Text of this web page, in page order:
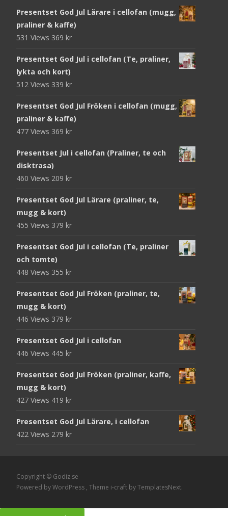
Presentset God Jul Lärare i cellofan (mugg,
praliner & kaffe)
531 Views 369 kr
Presentset God Jul i cellofan (Te, praliner,
lykta och kort)
512 Views 339 kr
Presentset God Jul Fröken i cellofan (mugg,
praliner & kaffe)
477 Views 369 kr
Presentset Jul i cellofan (Praliner, te och
disktrasa)
460 Views 209 kr
Presentset God Jul Lärare (praliner, te,
mugg & kort)
455 Views 379 kr
Presentset God Jul i cellofan (Te, praliner
och tomte)
448 Views 355 kr
Presentset God Jul Fröken (praliner, te,
mugg & kort)
446 Views 379 kr
Presentset God Jul i cellofan
446 Views 445 kr
Presentset God Jul Fröken (praliner, kaffe,
mugg & kort)
427 Views 419 kr
Presentset God Jul Lärare, i cellofan
422 Views 279 kr
Copyright © Godiz.se
Powered by WordPress , Theme i-craft by TemplatesNext.